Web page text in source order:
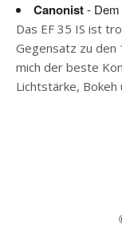
Canonist-
Das EF 35 IS ist
Gegensatz zu den
mich der beste
Lichtstärke, Bokeh